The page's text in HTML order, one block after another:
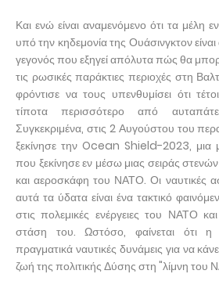
Και ενώ είναι αναμενόμενο ότι τα μέλη
υπό την κηδεμονία της Ουάσινγκτον
γεγονός που εξηγεί απόλυτα πώς θα
τις ρωσικές παράκτιες περιοχές στη
φρόντισε να τους υπενθυμίσει ότι
τίποτα περισσότερο από
Συγκεκριμένα, στις 2 Αυγούστου του
ξεκίνησε την Ocean Shield-2023, μια
που ξεκίνησε εν μέσω μιας σειράς
και αεροσκάφη του ΝΑΤΟ. Οι ναυτικές
αυτά τα ύδατα είναι ένα τακτικό
στις πολεμικές ενέργειες του ΝΑΤΟ
στάση του. Ωστόσο, φαίνεται ότι η
πραγματικά ναυτικές δυνάμεις για να
ζωή της πολιτικής Δύσης στη "λίμνη του